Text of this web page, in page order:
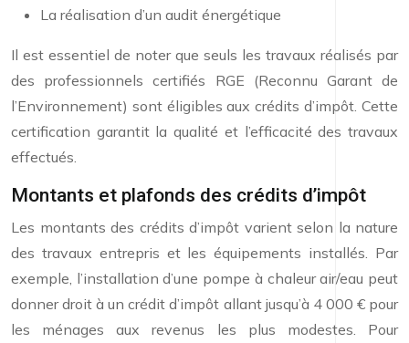
La réalisation d’un audit énergétique
Il est essentiel de noter que seuls les travaux réalisés par
des professionnels certifiés RGE (Reconnu Garant de
l’Environnement) sont éligibles aux crédits d’impôt. Cette
certification garantit la qualité et l’efficacité des travaux
effectués.
Montants et plafonds des crédits d’impôt
Les montants des crédits d’impôt varient selon la nature
des travaux entrepris et les équipements installés. Par
exemple, l’installation d’une pompe à chaleur air/eau peut
donner droit à un crédit d’impôt allant jusqu’à 4 000 € pour
les ménages aux revenus les plus modestes. Pour